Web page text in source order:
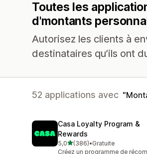
Toutes les
d'montants
Autorisez les clients à
destinataires qu’ils ont
52 applications avec
Casa Loyalty Program &
Rewards
5,0étoile(s) sur 5
(386)
386 avis au total
•Gratuite
Créez un programme de